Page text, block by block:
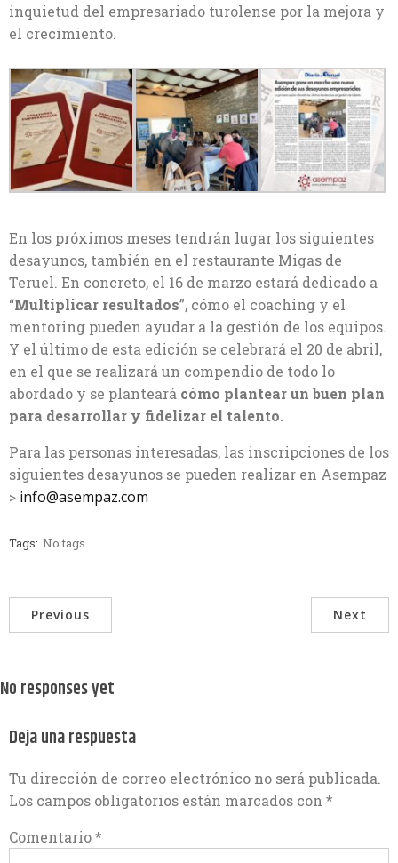
inquietud del empresariado turolense por la mejora y
el crecimiento.
En los próximos meses tendrán lugar los siguientes
desayunos, también en el restaurante Migas de
Teruel. En concreto, el 16 de marzo estará dedicado a
“Multiplicar resultados”, cómo el coaching y el
mentoring pueden ayudar a la gestión de los equipos.
Y el último de esta edición se celebrará el 20 de abril,
en el que se realizará un compendio de todo lo
abordado y se planteará cómo plantear un buen plan
para desarrollar y fidelizar el talento.
Para las personas interesadas, las inscripciones de los
siguientes desayunos se pueden realizar en Asempaz
> info@asempaz.com
Tags: No tags
Previous Next
No responses yet
Deja una respuesta
Tu dirección de correo electrónico no será publicada.
Los campos obligatorios están marcados con *
Comentario*